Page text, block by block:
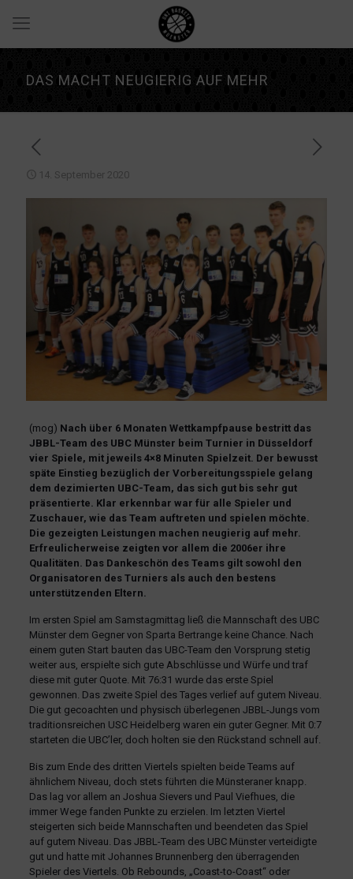
DAS MACHT NEUGIERIG AUF MEHR
14. September 2020
(mog) Nach über 6 Monaten Wettkampfpause bestritt das
JBBL-Team des UBC Münster beim Turnier in Düsseldorf
vier Spiele, mit jeweils 4×8 Minuten Spielzeit. Der bewusst
späte Einstieg bezüglich der Vorbereitungsspiele gelang
dem dezimierten UBC-Team, das sich gut bis sehr gut
präsentierte. Klar erkennbar war für alle Spieler und
Zuschauer, wie das Team auftreten und spielen möchte.
Die gezeigten Leistungen machen neugierig auf mehr.
Erfreulicherweise zeigten vor allem die 2006er ihre
Qualitäten. Das Dankeschön des Teams gilt sowohl den
Organisatoren des Turniers als auch den bestens
unterstützenden Eltern.
Im ersten Spiel am Samstagmittag ließ die Mannschaft des UBC
Münster dem Gegner von Sparta Bertrange keine Chance. Nach
einem guten Start bauten das UBC-Team den Vorsprung stetig
weiter aus, erspielte sich gute Abschlüsse und Würfe und traf
diese mit guter Quote. Mit 76:31 wurde das erste Spiel
gewonnen. Das zweite Spiel des Tages verlief auf gutem Niveau.
Die gut gecoachten und physisch überlegenen JBBL-Jungs vom
traditionsreichen USC Heidelberg waren ein guter Gegner. Mit 0:7
starteten die UBC’ler, doch holten sie den Rückstand schnell auf.
Bis zum Ende des dritten Viertels spielten beide Teams auf
ähnlichem Niveau, doch stets führten die Münsteraner knapp.
Das lag vor allem an Joshua Sievers und Paul Viefhues, die
immer Wege fanden Punkte zu erzielen. Im letzten Viertel
steigerten sich beide Mannschaften und beendeten das Spiel
auf gutem Niveau. Das JBBL-Team des UBC Münster verteidigte
gut und hatte mit Johannes Brunnenberg den überragenden
Spieler des Viertels. Ob Rebounds, „Coast-to-Coast“ oder